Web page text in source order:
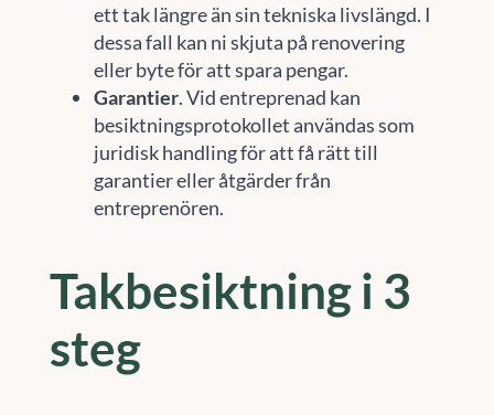
ett tak längre än sin tekniska livslängd. I
dessa fall kan ni skjuta på renovering
eller byte för att spara pengar.
Garantier. Vid entreprenad kan
besiktningsprotokollet användas som
juridisk handling för att få rätt till
garantier eller åtgärder från
entreprenören.
Takbesiktning i 3
steg